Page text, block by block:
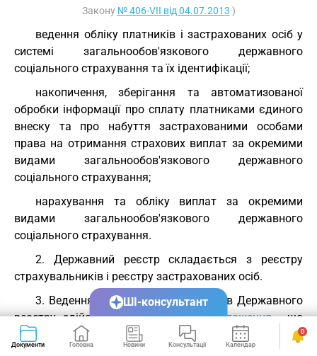
Закону № 406-VII від 04.07.2013 )
ведення обліку платників і застрахованих осіб у
системі загальнообов'язкового державного
соціального страхування та їх ідентифікації;
накопичення, зберігання та автоматизованої
обробки інформації про сплату платниками єдиного
внеску та про набуття застрахованими особами
права на отримання страхових виплат за окремими
видами загальнообов'язкового державного
соціального страхування;
нарахування та обліку виплат за окремими
видами загальнообов'язкового державного
соціального страхування.
2. Державний реєстр складається з реєстру
страхувальників і реєстру застрахованих осіб.
3. Ведення реєстру страхувальників Державного
реєстру здійснюється на підставіположення, що
затверджується центральним органом виконавчої
влади, що забезпечує формування та реалізує
Документи Головна Новини Консультації Календар Сервіси
0
ШІ-консультант